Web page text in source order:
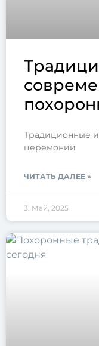
Традиционные
церемонии
ЧИТАТЬ ДАЛЕЕ »
3. Май, 2025